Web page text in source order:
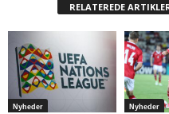
RELATEREDE
Nyheder Nyheder